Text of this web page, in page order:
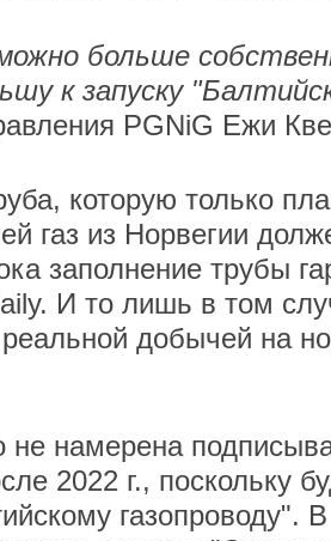
больше
к запуску
PGNiG Ежи
которую только
газ из Норвегии
заполнение трубы
И то лишь в том
добычей на
не намерена
2022 г., поскольку
газопроводу".